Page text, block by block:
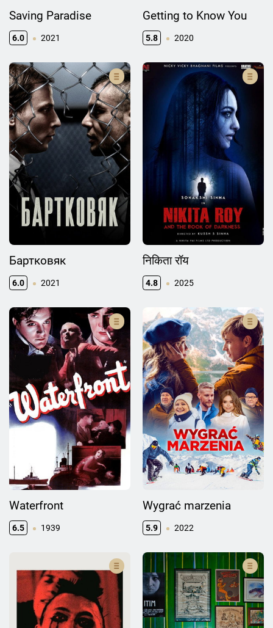
Saving Paradise
6.0 2021
Getting to Know You
5.8 2020
Бартковяк
6.0 2021
निकिता रॉय
4.8 2025
Waterfront
6.5 1939
Wygrać marzenia
5.9 2022